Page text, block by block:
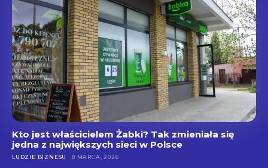
Kto jest właścicielem Żabki? Tak zmieniała się
jedna z największych sieci w Polsce
LUDZIE BIZNESU 8 MARCA, 2026